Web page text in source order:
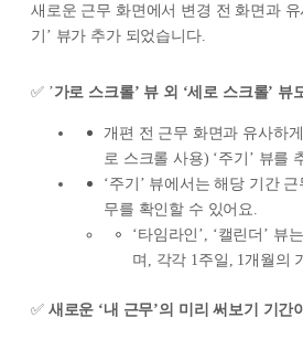
새로운 근무 화면에서 변경 전 화면과
기’ 뷰가 추가 되었습니다.
✅ ’가로 스크롤’ 뷰 외 ‘세로 스크롤’ 뷰
개편 전 근무 화면과 유사하
로 스크롤 사용) ‘주기’ 뷰를
‘주기’ 뷰에서는 해당 기간
무를 확인할 수 있어요.
‘타임라인’, ‘캘린더’ 뷰
며, 각각 1주일, 1개월의
✅ 새로운 ‘내 근무’의 미리 써보기 기간